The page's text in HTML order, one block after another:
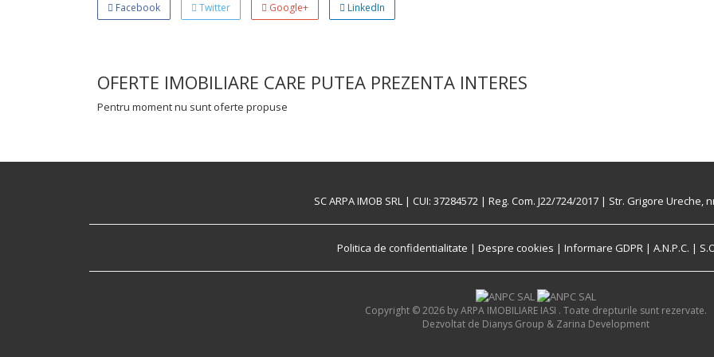
Facebook Twitter Google+ LinkedIn
OFERTE IMOBILIARE CARE PUTEA PREZENTA INTERES
Pentru moment nu sunt oferte propuse
SC ARPA IMOB SRL | CUI: 37284572 | Reg. Com. J22/724/2017 | Str. Grigore Ureche,
Politica de confidentialitate | Despre cookies | Informare GDPR | A.N.P.C. |
Copyright ©2026by ARPA IMOBILIARE IASI . Toate drepturile sunt rezervate.
Dezvoltat de Dianys Group & Zarina Development